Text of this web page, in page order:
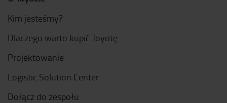
Kim jesteśmy?
Dlaczego warto kupić Toyotę
Projektowanie
Logistic Solution Center
Dołącz do zespołu